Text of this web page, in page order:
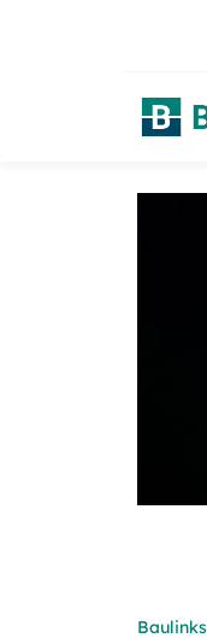
Baulinks